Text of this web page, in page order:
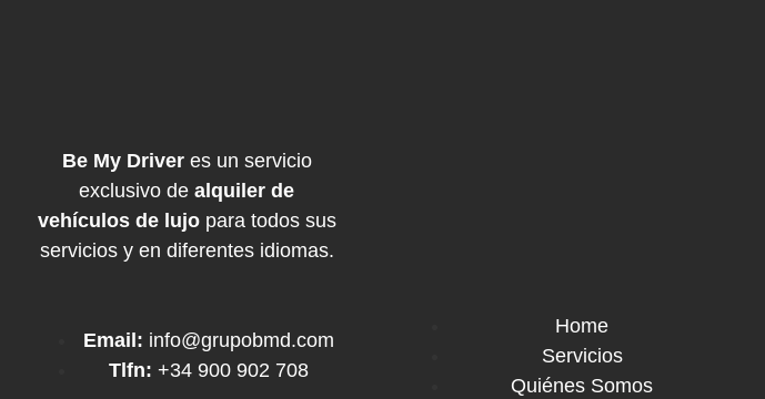
Be My Driver es un servicio
exclusivo de alquiler de
vehículos de lujopara todos sus
servicios y en diferentes idiomas.
Email: info@grupobmd.com
Tlfn: +34 900 902 708
Home
Servicios
Quiénes Somos